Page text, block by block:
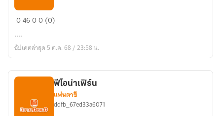
ริษยา
รัก
04600 (0)
....
อัปเดตล่าสุด 5 ต.ค. 68 / 23:58 น.
ฟีโอน่าเฟิร์น
แฟนตาซี
ddfb_67ed33a6071